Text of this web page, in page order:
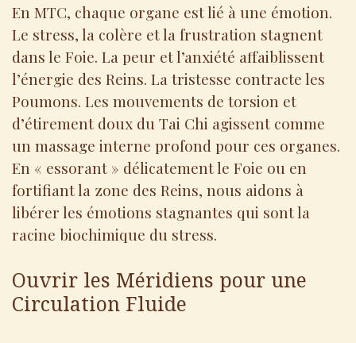
En MTC, chaque organe est lié à une émotion.
Le stress, la colère et la frustration stagnent
dans le Foie. La peur et l’anxiété affaiblissent
l’énergie des Reins. La tristesse contracte les
Poumons. Les mouvements de torsion et
d’étirement doux du Tai Chi agissent comme
un massage interne profond pour ces organes.
En « essorant » délicatement le Foie ou en
fortifiant la zone des Reins, nous aidons à
libérer les émotions stagnantes qui sont la
racine biochimique du stress.
Ouvrir les Méridiens pour une
Circulation Fluide